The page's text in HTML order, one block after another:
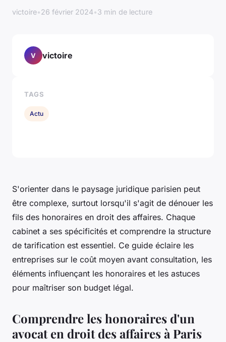
victoire•26 février 2024•3 min de lecture
S'orienter dans le paysage juridique parisien peut
être complexe, surtout lorsqu'il s'agit de dénouer les
fils des honoraires en droit des affaires. Chaque
cabinet a ses spécificités et comprendre la structure
de tarification est essentiel. Ce guide éclaire les
entreprises sur le coût moyen avant consultation, les
éléments influençant les honoraires et les astuces
pour maîtriser son budget légal.
Comprendre les honoraires d'un
avocat en droit des affaires à Paris
V victoire
TAGS
Actu